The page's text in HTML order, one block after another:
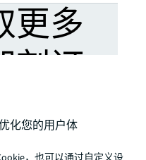
更多
刻订
资讯
化您的用户体